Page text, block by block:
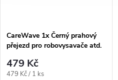
CareWave 1x Černý prahový
přejezd pro robovysavače atd.
479 Kč
Měrná
479 Kč / 1 ks